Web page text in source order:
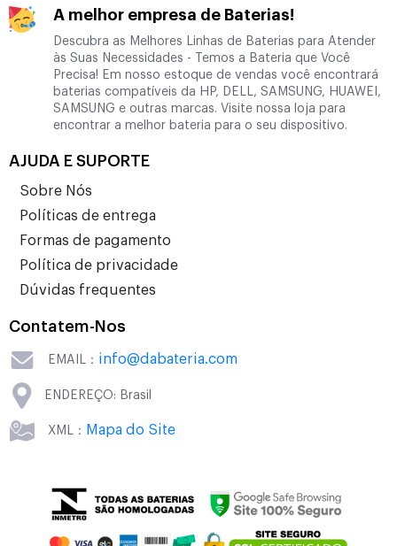
A melhor empresa de Baterias!
Descubra as Melhores Linhas de Baterias para Atender
às Suas Necessidades - Temos a Bateria que Você
Precisa! Em nosso estoque de vendas você encontrará
baterias compatíveis da HP, DELL, SAMSUNG, HUAWEI,
SAMSUNG e outras marcas. Visite nossa loja para
encontrar a melhor bateria para o seu dispositivo.
AJUDA E SUPORTE
Sobre Nós
Políticas de entrega
Formas de pagamento
Política de privacidade
Dúvidas frequentes
Contatem-Nos
EMAIL： info@dabateria.com
ENDEREÇO: Brasil
XML： Mapa do Site